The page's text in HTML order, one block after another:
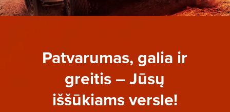
Patvarumas, galia ir
greitis – Jūsų
iššūkiams versle!